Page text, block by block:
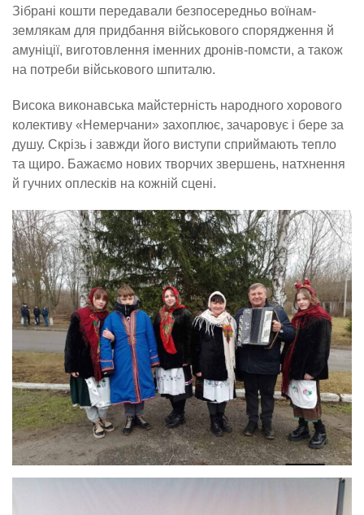
Зібрані кошти передавали безпосередньо воїнам-
землякам для придбання військового спорядження й
амуніції, виготовлення іменних дронів-помсти, а також
на потреби військового шпиталю.
Висока виконавська майстерність народного хорового
колективу «Немерчани» захоплює, зачаровує і бере за
душу. Скрізь і завжди його виступи сприймають тепло
та щиро. Бажаємо нових творчих звершень, натхнення
й гучних оплесків на кожній сцені.